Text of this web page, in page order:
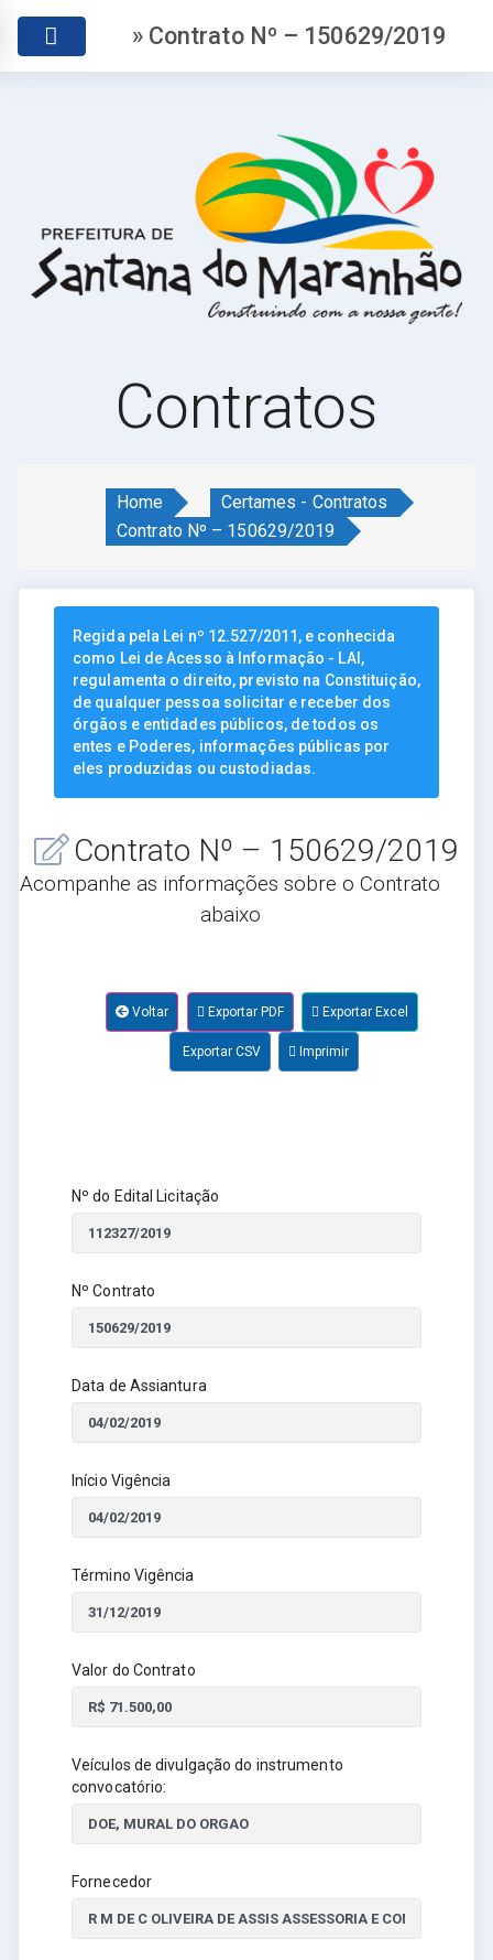
» Contrato Nº – 150629/2019
Contratos
Home
Certames - Contratos
Contrato Nº – 150629/2019
Regida pela Lei nº 12.527/2011, e conhecida
como Lei de Acesso à Informação - LAI,
regulamenta o direito, previsto na Constituição,
de qualquer pessoa solicitar e receber dos
órgãos e entidades públicos, de todos os
entes e Poderes, informações públicas por
eles produzidas ou custodiadas.
Contrato Nº – 150629/2019
Acompanhe as informações sobre o Contrato
abaixo
Voltar Exportar PDF Exportar Excel
Exportar CSV Imprimir
Nº do Edital Licitação
Nº Contrato
Data de Assiantura
Início Vigência
Término Vigência
Valor do Contrato
Veículos de divulgação do instrumento
convocatório:
Fornecedor